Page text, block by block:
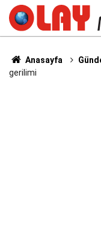
Anasayfa
gerilimi